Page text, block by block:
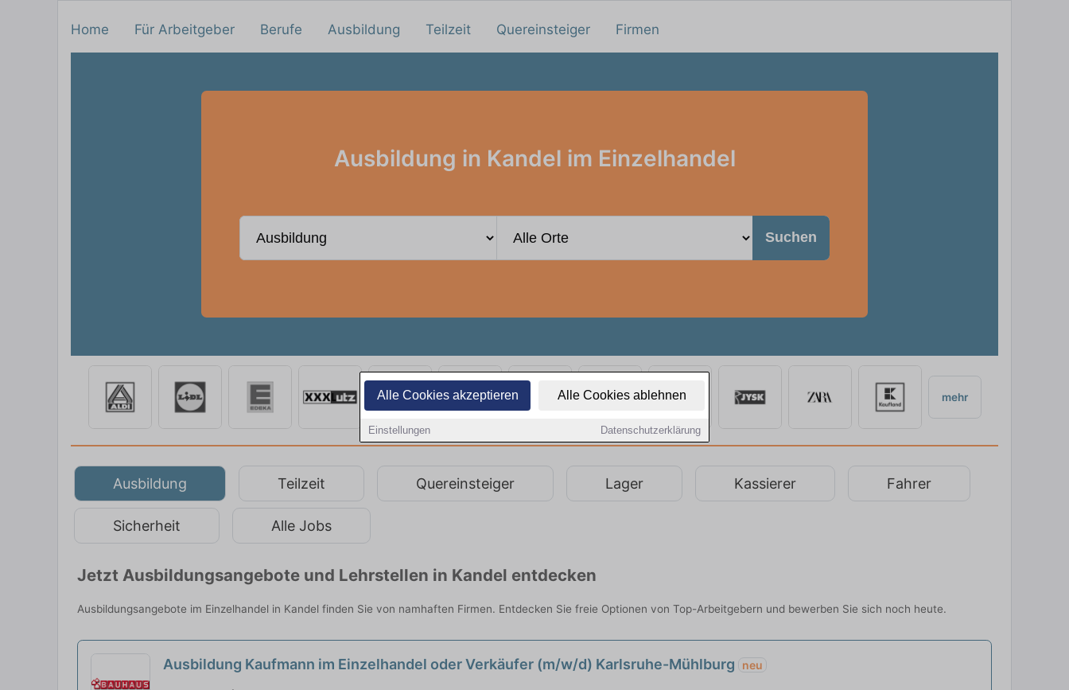
Alle Cookies akzeptieren Alle Cookies ablehnen
Einstellungen Datenschutzerklärung
Home Für Arbeitgeber Berufe Ausbildung Teilzeit Quereinsteiger Firmen
Ausbildung in Kandel im Einzelhandel
Suchen
mehr
Ausbildung Teilzeit Quereinsteiger Lager Kassierer Fahrer
Sicherheit Alle Jobs
Jetzt Ausbildungsangebote und Lehrstellen in Kandel entdecken
Ausbildungsangebote im Einzelhandel in Kandel finden Sie von namhaften Firmen. Entdecken Sie freie Optionen von Top-Arbeitgebern und bewerben Sie sich noch heute.
Ausbildung Kaufmann im Einzelhandel oder Verkäufer (m/w/d) Karlsruhe-Mühlburg neu